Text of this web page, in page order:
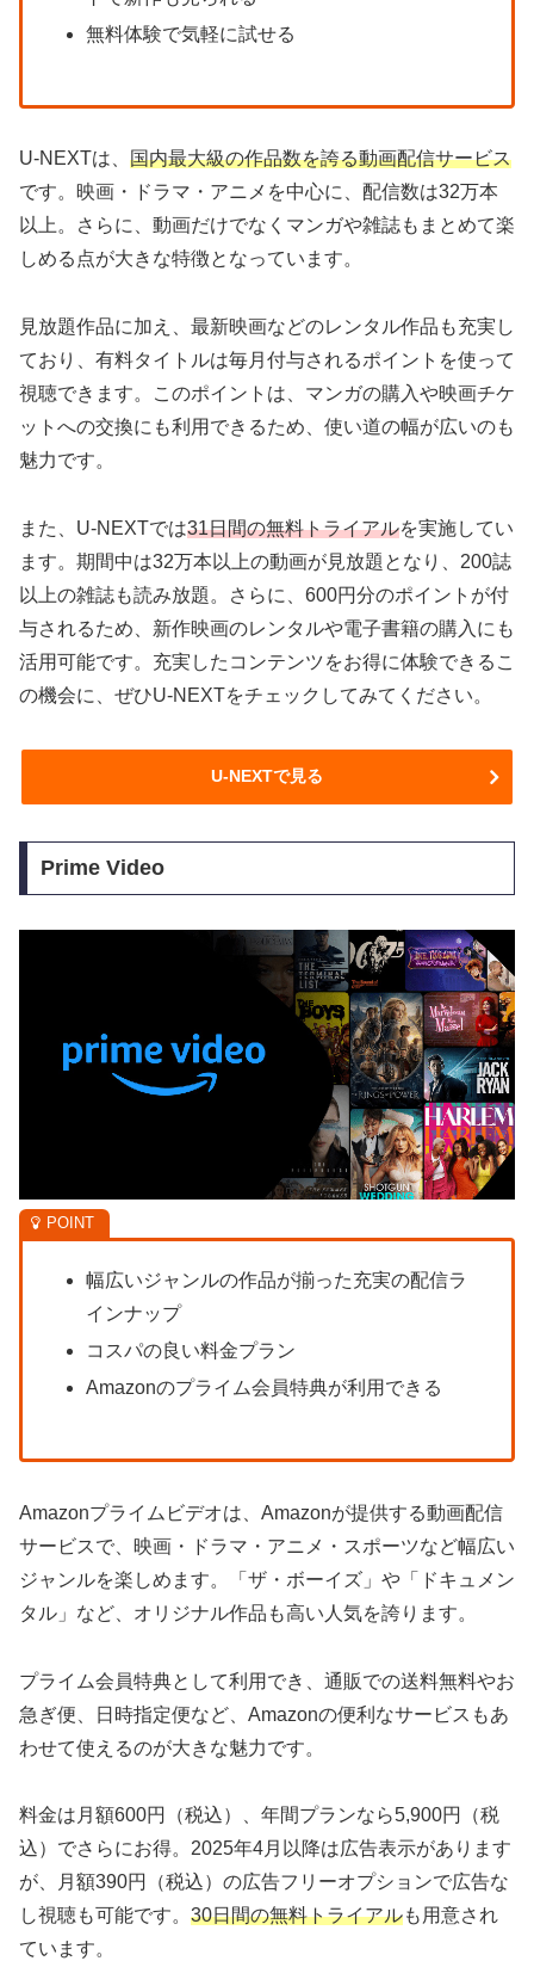
無料体験で気軽に試せる
U-NEXTは、 国内最大級の作品数を誇る動画配信サービス
です。映画・ドラマ・アニメを中心に、配信数は32万本
以上。さらに、動画だけでなくマンガや雑誌もまとめて楽
しめる点が大きな特徴となっています。
見放題作品に加え、最新映画などのレンタル作品も充実し
ており、有料タイトルは毎月付与されるポイントを使って
視聴できます。このポイントは、マンガの購入や映画チケ
ットへの交換にも利用できるため、使い道の幅が広いのも
魅力です。
また、U-NEXTでは31日間の無料トライアルを実施してい
ます。期間中は32万本以上の動画が見放題となり、200誌
以上の雑誌も読み放題。さらに、600円分のポイントが付
与されるため、新作映画のレンタルや電子書籍の購入にも
活用可能です。充実したコンテンツをお得に体験できるこ
の機会に、ぜひU-NEXTをチェックしてみてください。
U-NEXTで見る
Prime Video
幅広いジャンルの作品が揃った充実の配信ラ
インナップ
コスパの良い料金プラン
Amazonのプライム会員特典が利用できる
Amazonプライムビデオは、Amazonが提供する動画配信
サービスで、映画・ドラマ・アニメ・スポーツなど幅広い
ジャンルを楽しめます。「ザ・ボーイズ」や「ドキュメン
タル」など、オリジナル作品も高い人気を誇ります。
プライム会員特典として利用でき、通販での送料無料やお
急ぎ便、日時指定便など、Amazonの便利なサービスもあ
わせて使えるのが大きな魅力です。
料金は月額600円（税込）、年間プランなら5,900円（税
込）でさらにお得。2025年4月以降は広告表示があります
が、月額390円（税込）の広告フリーオプションで広告な
し視聴も可能です。 30日間の無料トライアルも用意され
ています。